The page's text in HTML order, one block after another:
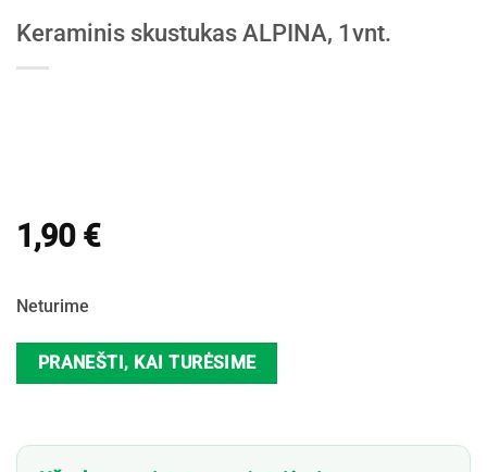
Keraminis skustukas ALPINA, 1vnt.
1,90 €
Neturime
PRANEŠTI, KAI TURĖSIME